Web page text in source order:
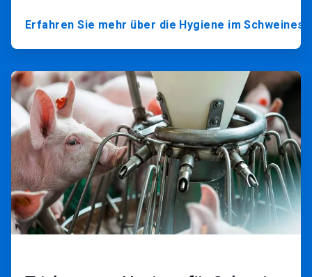
Erfahren Sie mehr über die Hygiene im
ArticleTile
2
von